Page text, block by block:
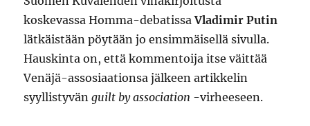
koskevassa Homma-debatissaVladimir Putin
lätkäistään pöytään jo ensimmäisellä sivulla.
Hauskinta on, että kommentoija itse väittää
Venäjä-assosiaationsa jälkeen artikkelin
syyllistyvänguilt by association -virheeseen.